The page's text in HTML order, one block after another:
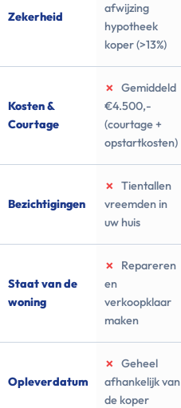
Zekerheid
afwijzing
hypotheek
koper (>13%)
Kosten &
Courtage
✗
Gemiddeld
€4.500,-
(courtage +
opstartkosten)
Bezichtigingen
✗
Tientallen
vreemden in
uw huis
Staat van de
woning
✗
Repareren
en
verkoopklaar
maken
Opleverdatum
✗
Geheel
afhankelijk van
de koper